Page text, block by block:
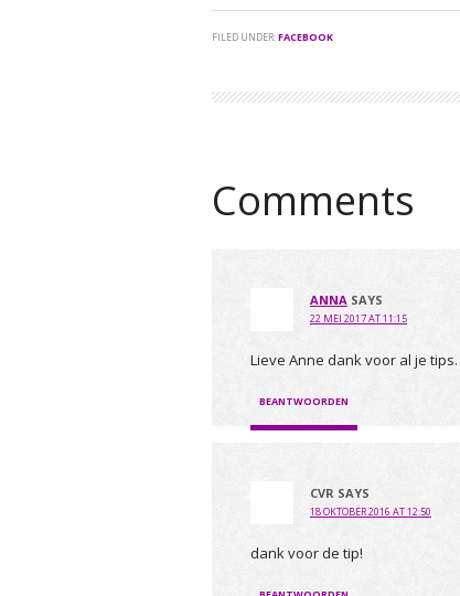
FILED UNDER:FACEBOOK
Comments
ANNA SAYS
22 MEI 2017 AT 11:15
Lieve Anne dank voor al je tips.
BEANTWOORDEN
CVR SAYS
18 OKTOBER 2016 AT 12:50
dank voor de tip!